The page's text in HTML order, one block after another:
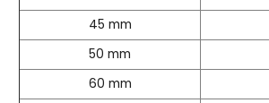
45 mm
50 mm
60 mm